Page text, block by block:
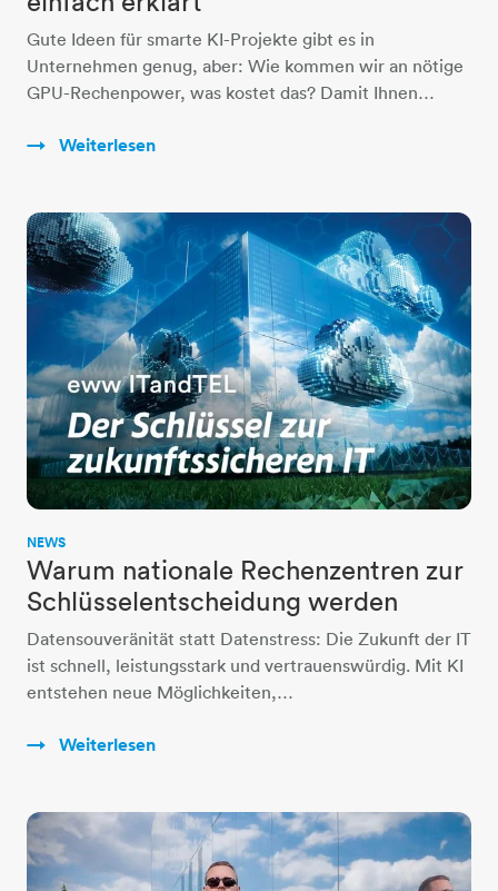
Gute Ideen für smarte KI-Projekte gibt es in
Unternehmen genug, aber: Wie kommen wir an nötige
GPU-Rechenpower, was kostet das? Damit Ihnen…
Weiterlesen
NEWS
Warum nationale Rechenzentren zur
Schlüsselentscheidung werden
Datensouveränität statt Datenstress: Die Zukunft der IT
ist schnell, leistungsstark und vertrauenswürdig. Mit KI
entstehen neue Möglichkeiten,…
Weiterlesen